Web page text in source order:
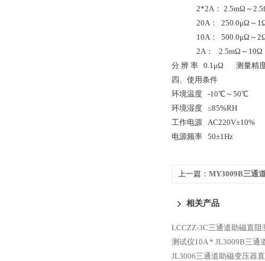
2*2A： 2.5mΩ～
20A： 250.0μΩ～
10A： 500.0μΩ～
2A： 2.5mΩ～10Ω
分 辨 率 0.1μΩ 测量精
四、使用条件
环境温度 -10℃～50℃
环境湿度 ≤85%RH
工作电源 AC220V±10%
电源频率 50±1Hz
上一篇： MY3009B三通
相关产品
LCCZZ-3C三通道助磁直阻
测试仪10A * JL3009B三通
JL3006三通道助磁变压器